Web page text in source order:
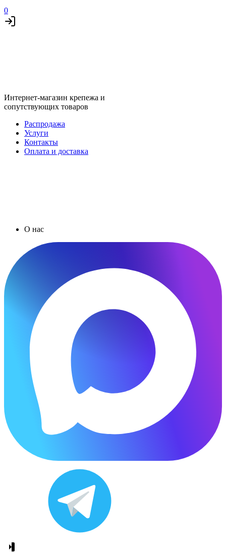
0
Интернет-магазин крепежа и
сопутствующих товаров
Распродажа
Услуги
Контакты
Оплата и доставка
О нас